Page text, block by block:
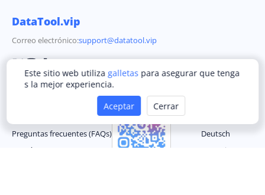
DataTool.vip
Correo electrónico:support@datatool.vip
Compañía
Preguntas frecuentes (FAQs)
Contáctenos
Comunidad de TelegramIdioma
Deutsch
Français
Este sitio web utilizagalletas para asegurar que tenga
s la mejor experiencia.
Aceptar
Cerrar